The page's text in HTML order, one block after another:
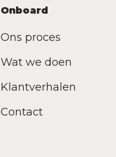
Onboard
Ons proces
Wat we doen
Klantverhalen
Contact